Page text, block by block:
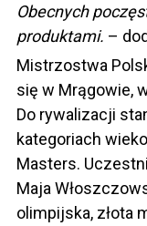
Obecnych
produktami. –
Mistrzostwa
się w Mrągowie,
Do rywalizacji
kategoriach
Masters.
Maja
olimpijska, złota